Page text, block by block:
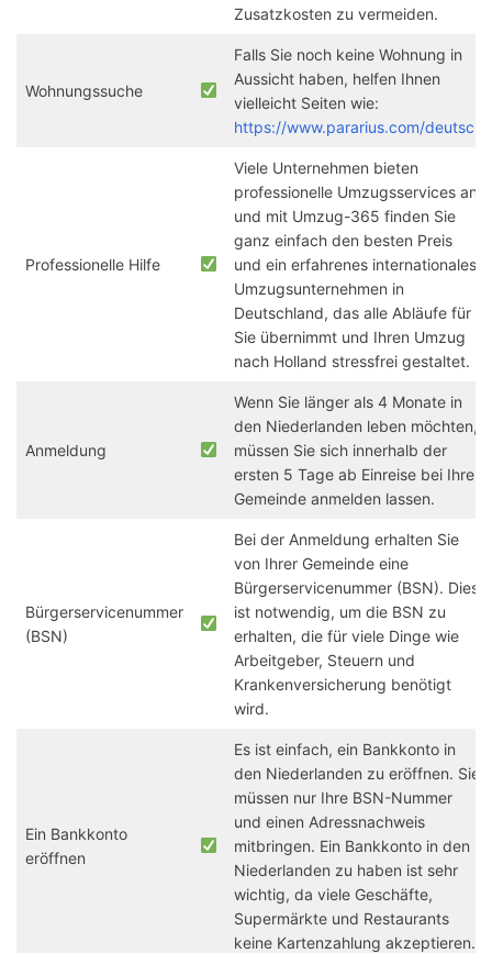
Zusatzkosten zu vermeiden.
Wohnungssuche
Falls Sie noch keine Wohnung in
Aussicht haben, helfen Ihnen
vielleicht Seiten wie:
https://www.pararius.com/deutsch
Professionelle Hilfe
Viele Unternehmen bieten
professionelle Umzugsservices an,
und mit Umzug-365 finden Sie
ganz einfach den besten Preis
und ein erfahrenes internationales
Umzugsunternehmen in
Deutschland, das alle Abläufe für
Sie übernimmt und Ihren Umzug
nach Holland stressfrei gestaltet.
Anmeldung
Wenn Sie länger als 4 Monate in
den Niederlanden leben möchten,
müssen Sie sich innerhalb der
ersten 5 Tage ab Einreise bei Ihrer
Gemeinde anmelden lassen.
Bürgerservicenummer
(BSN)
Bei der Anmeldung erhalten Sie
von Ihrer Gemeinde eine
Bürgerservicenummer (BSN). Dies
ist notwendig, um die BSN zu
erhalten, die für viele Dinge wie
Arbeitgeber, Steuern und
Krankenversicherung benötigt
wird.
Ein Bankkonto
eröffnen
Es ist einfach, ein Bankkonto in
den Niederlanden zu eröffnen. Sie
müssen nur Ihre BSN-Nummer
und einen Adressnachweis
mitbringen. Ein Bankkonto in den
Niederlanden zu haben ist sehr
wichtig, da viele Geschäfte,
Supermärkte und Restaurants
keine Kartenzahlung akzeptieren.